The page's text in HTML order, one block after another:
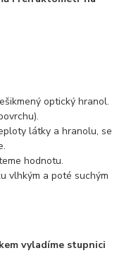
optický hranol.
látky a hranolu, se
hodnotu.
vlhkým a poté suchým
vyladíme stupnici